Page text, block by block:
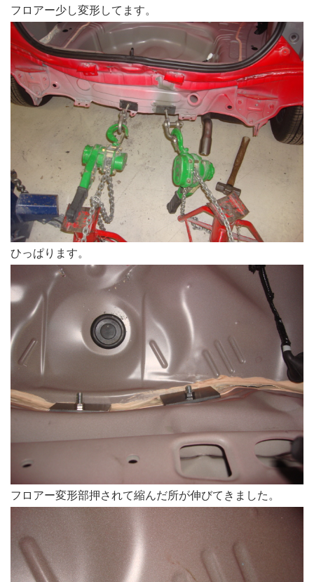
フロアー少し変形してます。
ひっぱります。
フロアー変形部押されて縮んだ所が伸びてきました。